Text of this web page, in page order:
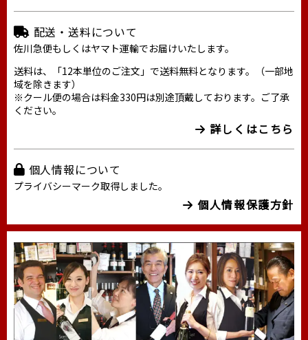
配送・送料について
佐川急便もしくはヤマト運輸でお届けいたします。
送料は、「12本単位のご注文」で送料無料となります。（一部地
域を除きます）
※クール便の場合は料金330円は別途頂戴しております。ご了承
ください。
詳しくはこちら
個人情報について
プライバシーマーク取得しました。
個人情報保護方針